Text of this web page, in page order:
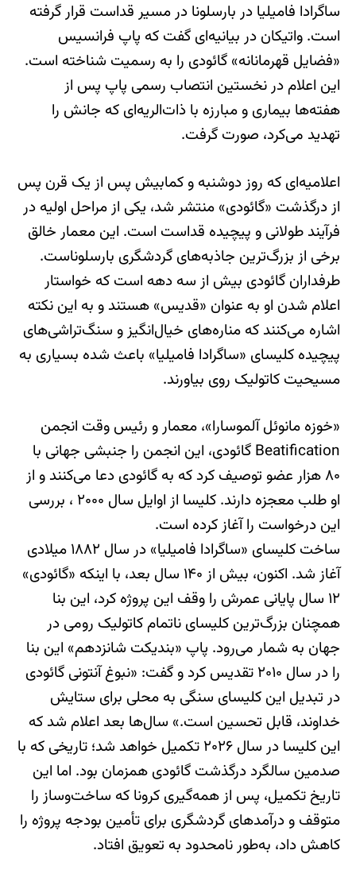
ساگرادا فامیلیا در بارسلونا در مسیر قداست قرار گرفته
است. واتیکان در بیانیه‌ای گفت که پاپ فرانسیس
«فضایل قهرمانانه» گائودی را به رسمیت شناخته است.
این اعلام در نخستین انتصاب رسمی پاپ پس از
هفته‌ها بیماری و مبارزه با ذات‌الریه‌ای که جانش را
تهدید می‌کرد، صورت گرفت.
اعلامیه‌ای که روز دوشنبه و کمابیش پس از یک قرن پس
از درگذشت «گائودی» منتشر شد، یکی از مراحل اولیه در
فرآیند طولانی و پیچیده قداست است. این معمار خالق
برخی از بزرگ‌ترین جاذبه‌های گردشگری بارسلوناست.
طرفداران گائودی بیش از سه دهه است که خواستار
اعلام شدن او به عنوان «قدیس» هستند و به این نکته
اشاره می‌کنند که مناره‌های خیال‌انگیز و سنگ‌تراشی‌های
پیچیده کلیسای «ساگرادا فامیلیا»‌ باعث شده بسیاری به
مسیحیت کاتولیک روی بیاورند.
«خوزه مانوئل آلموسارا»، معمار و رئیس وقت انجمن
Beatification گائودی، این انجمن را جنبشی جهانی با
۸۰ هزار عضو توصیف کرد که به گائودی دعا می‌کنند و از
او طلب معجزه دارند. کلیسا از اوایل سال ۲۰۰۰ ، بررسی
این درخواست را آغاز کرده است.
ساخت کلیسای «ساگرادا فامیلیا» در سال ۱۸۸۲ میلادی
آغاز شد. اکنون، بیش از ۱۴۰ سال بعد، با اینکه «گائودی»
۱۲ سال پایانی عمرش را وقف این پروژه کرد، این بنا
همچنان بزرگ‌ترین کلیسای ناتمام کاتولیک رومی در
جهان به شمار می‌رود. پاپ «بندیکت شانزدهم» این بنا
را در سال ۲۰۱۰ تقدیس کرد و گفت: «نبوغ آنتونی گائودی
در تبدیل این کلیسای سنگی به محلی برای ستایش
خداوند، قابل تحسین است.» سال‌ها بعد اعلام شد که
این کلیسا در سال ۲۰۲۶ تکمیل خواهد شد؛ تاریخی که با
صدمین سالگرد درگذشت گائودی همزمان بود. اما این
تاریخ تکمیل، پس از همه‌گیری کرونا که ساخت‌وساز را
متوقف و درآمدهای گردشگری برای تأمین بودجه پروژه را
کاهش داد، به‌طور نامحدود به تعویق افتاد.